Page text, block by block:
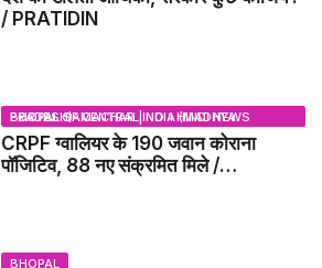
/ PRATIDIN
BHOPAL SAMACHAR | NO 1 HINDI NEWS PORTAL OF CENTRAL INDIA (MADHYA PRADESH)
CRPF ग्वालियर के 190 जवान कोराना
पॉजिटिव, 88 नए संक्रमित मिले /
BHOPAL